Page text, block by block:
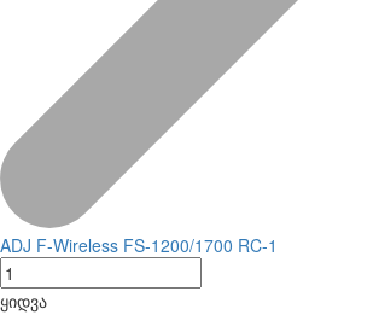
ADJ F-Wireless FS-1200/1700 RC-1
ყიდვა